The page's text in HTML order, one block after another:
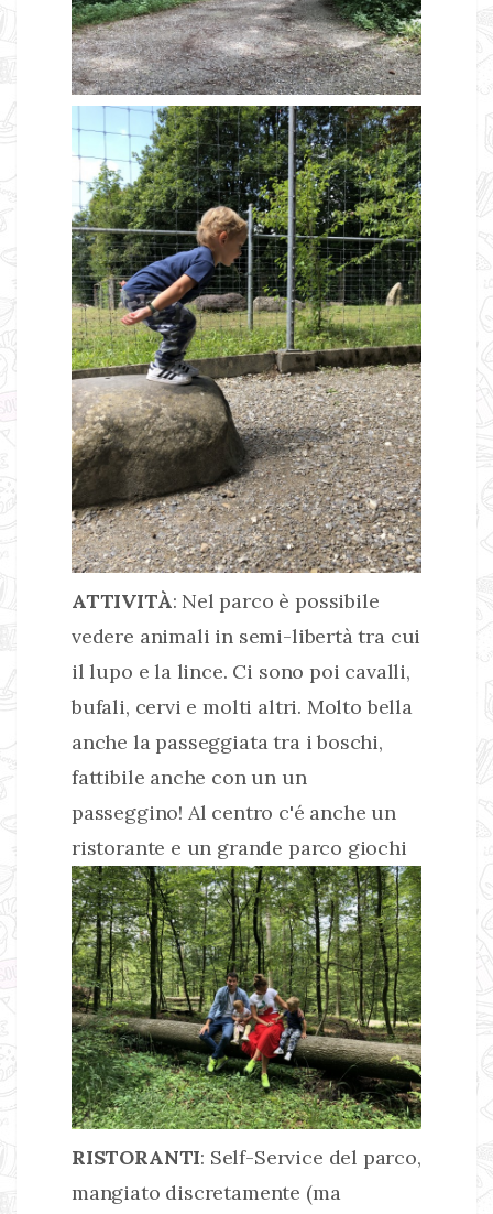
ATTIVITÀ: Nel parco è possibile
vedere animali in semi-libertà tra cui
il lupo e la lince. Ci sono poi cavalli,
bufali, cervi e molti altri. Molto bella
anche la passeggiata tra i boschi,
fattibile anche con un un
passeggino! Al centro c'é anche un
ristorante e un grande parco giochi
RISTORANTI: Self-Service del parco,
mangiato discretamente (ma